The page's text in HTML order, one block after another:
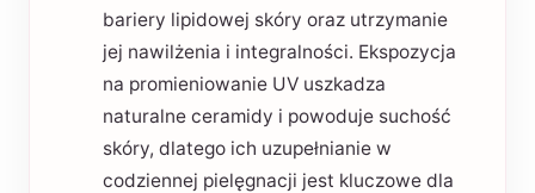
bariery lipidowej skóry oraz utrzymanie
jej nawilżenia i integralności. Ekspozycja
na promieniowanie UV uszkadza
naturalne ceramidy i powoduje suchość
skóry, dlatego ich uzupełnianie w
codziennej pielęgnacji jest kluczowe dla